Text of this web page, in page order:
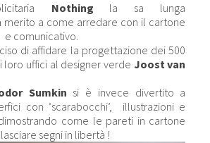
Nothing la sa lunga
merito a come arredare con il cartone
comunicativo.
di affidare la progettazione dei 500
uffici al designer verde Joost van
Sumkin si è invece divertito a
con ‘scarabocchi’, illustrazioni e
come le pareti in cartone
segni in libertà !